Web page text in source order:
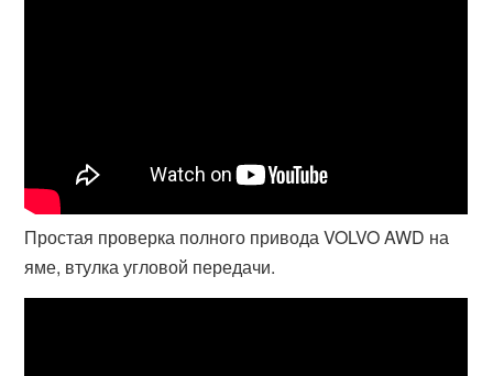
Простая проверка полного привода VOLVO AWD на
яме, втулка угловой передачи.